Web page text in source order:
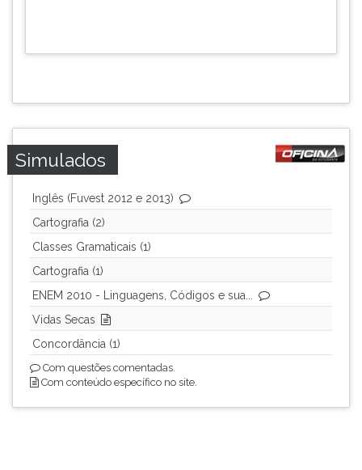
Simulados
Inglês (Fuvest 2012 e 2013)
Cartografia (2)
Classes Gramaticais (1)
Cartografia (1)
ENEM 2010 - Linguagens, Códigos e sua...
Vidas Secas
Concordância (1)
Com questões comentadas.
Com conteúdo específico no site.